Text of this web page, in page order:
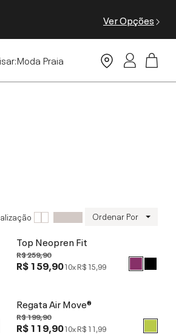
Ver Opções
Moda Praia
Leggings
Ordenar Por
Top Neopren Fit
R$ 259,90
R$ 159,9010xR$ 15,99
Regata Air Move®
R$ 199,90
R$ 119,9010xR$ 11,99